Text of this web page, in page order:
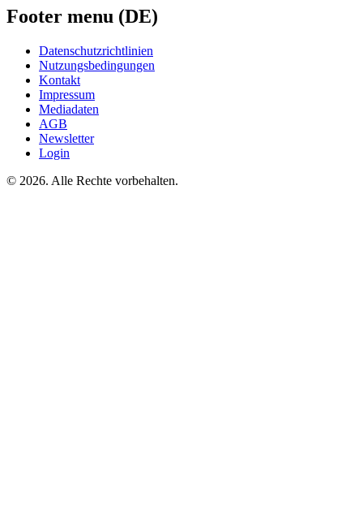
Footer menu (DE)
Datenschutzrichtlinien
Nutzungsbedingungen
Kontakt
Impressum
Mediadaten
AGB
Newsletter
Login
© 2026. Alle Rechte vorbehalten.